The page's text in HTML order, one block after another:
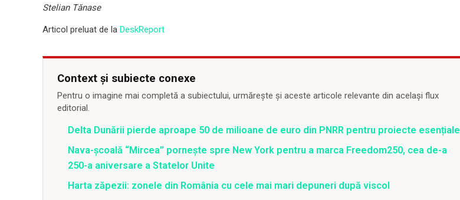
Stelian Tănase
Articol preluat de la DeskReport
Context și subiecte conexe
Pentru o imagine mai completă a subiectului, urmărește și aceste articole relevante din același flux
editorial.
Delta Dunării pierde aproape 50 de milioane de euro din PNRR pentru proiecte esențiale
Nava-școală “Mircea” pornește spre New York pentru a marca Freedom250, cea de-a
250-a aniversare a Statelor Unite
Harta zăpezii: zonele din România cu cele mai mari depuneri după viscol